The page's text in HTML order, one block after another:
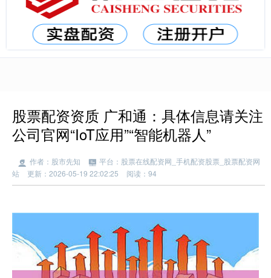
股票配资资质 广和通：具体信息请关注
公司官网“IoT应用”“智能机器人”
作者：股市先知
平台：股票在线配资网_手机配资股票_股票配资网
站
更新：2026-05-19 22:02:25 阅读：94